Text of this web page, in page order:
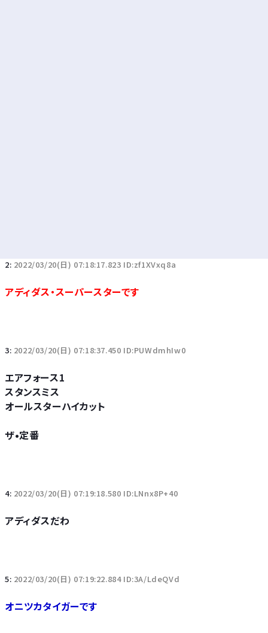
2: 2022/03/20(日) 07:18:17.823 ID:zf1XVxq8a
アディダス・スーパースターです
3: 2022/03/20(日) 07:18:37.450 ID:PUWdmhIw0
エアフォース1
スタンスミス
オールスターハイカット
ザ•定番
4: 2022/03/20(日) 07:19:18.580 ID:LNnx8P+40
アディダスだわ
5: 2022/03/20(日) 07:19:22.884 ID:3A/LdeQVd
オニツカタイガーです